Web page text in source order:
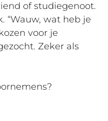
of studiegenoot.
“Wauw, wat heb je
voor je
Zeker als